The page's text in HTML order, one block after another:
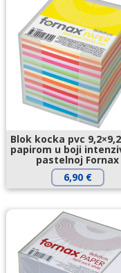
Blok kocka pvc
papirom u boji
pastelnoj Fornax
6,90 €